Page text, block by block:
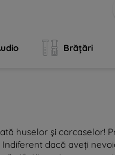
Brățări
huselor și carcaselor!
dacă aveți